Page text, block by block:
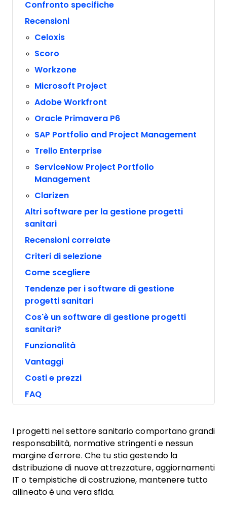
Confronto specifiche
Recensioni
Celoxis
Scoro
Workzone
Microsoft Project
Adobe Workfront
Oracle Primavera P6
SAP Portfolio and Project Management
Trello Enterprise
ServiceNow Project Portfolio
Management
Clarizen
Altri software per la gestione progetti
sanitari
Recensioni correlate
Criteri di selezione
Come scegliere
Tendenze per i software di gestione
progetti sanitari
Cos'è un software di gestione progetti
sanitari?
Funzionalità
Vantaggi
Costi e prezzi
FAQ
I progetti nel settore sanitario comportano grandi
responsabilità, normative stringenti e nessun
margine d'errore. Che tu stia gestendo la
distribuzione di nuove attrezzature, aggiornamenti
IT o tempistiche di costruzione, mantenere tutto
allineato è una vera sfida.